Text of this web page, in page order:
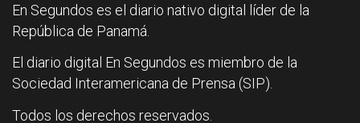
En Segundos es el diario nativo digital líder de la
República de Panamá.
El diario digital En Segundos es miembro de la
Sociedad Interamericana de Prensa (SIP).
Todos los derechos reservados.